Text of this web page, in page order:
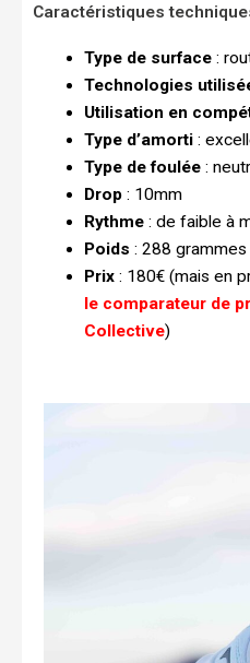
Caractéristiques
Type de surface:
Technologies
Utilisation en
Type d’amorti:
Type de foulée:
Drop: 10mm
Rythme: de faible à
Poids : 288 grammes
Prix: 180€ (mais en
le comparateur de
Collective)